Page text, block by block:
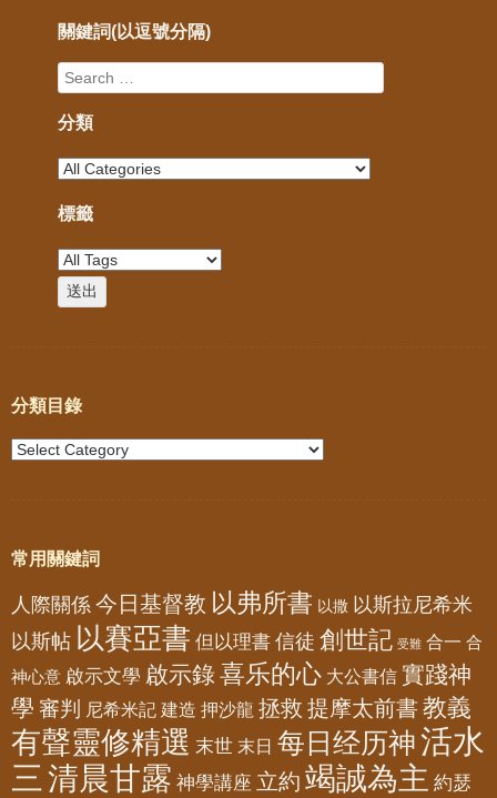
關鍵詞(以逗號分隔)
分類
標籤
分類目錄
常用關鍵詞
人際關係 今日基督教 以弗所書 以撒 以斯拉尼希米
以斯帖 以賽亞書 但以理書 信徒 創世記 受難 合一 合
神心意 啟示文學 啟示錄喜乐的心 大公書信 實踐神
學 審判 尼希米記 建造 押沙龍 拯救 提摩太前書 教義
有聲靈修精選 末世 末日 每日经历神活水
三 清晨甘露 神學講座 立約 竭誠為主 約瑟